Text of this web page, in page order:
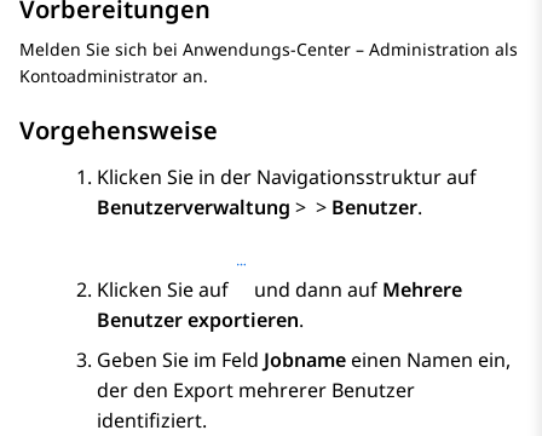
Vorbereitungen
Melden Sie sich bei Anwendungs-Center – Administration als
Kontoadministrator an.
Vorgehensweise
Klicken Sie in der Navigationsstruktur auf
Benutzerverwaltung > > Benutzer.
Klicken Sie auf und dann auf Mehrere
Benutzer exportieren.
Geben Sie im Feld Jobnameeinen Namen ein,
der den Export mehrerer Benutzer
identifiziert.